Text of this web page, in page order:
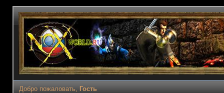
Добро пожаловать, Гость